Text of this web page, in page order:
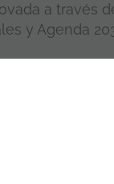
a través
y Agenda